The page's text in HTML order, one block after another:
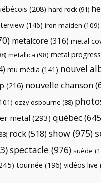
(208) hard rock(91)
(146) iron maiden (109)
metalcore (316) metal
metallica (98) metal
mu média (141) nouvel
(216) nouvelle chanson
ozzy osbourne (88)
metal (293) québec
rock(518) show (975)
spectacle (976) suède
tournée (196) vidéos live